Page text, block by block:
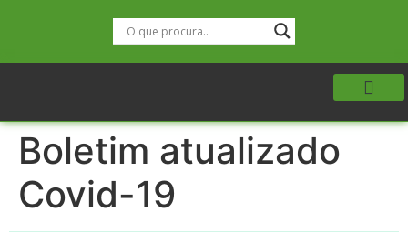
Boletim atualizado
Covid-19